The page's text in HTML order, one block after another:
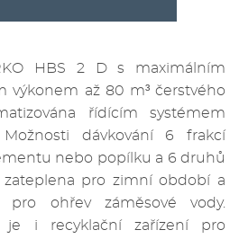
HBS 2 D s maximálním
výkonem až 80 m³ čerstvého
řídícím systémem
Možnosti dávkování 6 frakcí
nebo popílku a 6 druhů
zateplena pro zimní období a
pro ohřev záměsové vody.
je i recyklační zařízení pro